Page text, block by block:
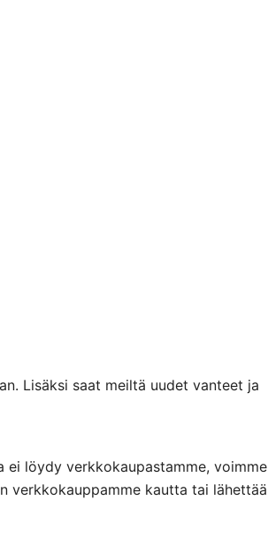
Lisäksi saat meiltä uudet vanteet ja
löydy verkkokaupastamme, voimme
verkkokauppamme kautta tai lähettää